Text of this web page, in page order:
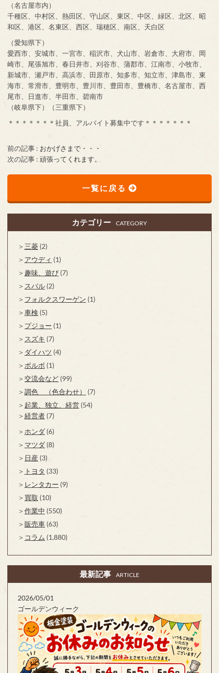
（名古屋市内）
千種区、中村区、熱田区、守山区、東区、中区、緑区、北区、昭
和区、港区、名東区、西区、瑞穂区、南区、天白区
（愛知県下）
愛西市、安城市、一宮市、稲沢市、犬山市、岩倉市、大府市、岡
崎市、尾張旭市、春日井市、刈谷市、蒲郡市、江南市、小牧市、
新城市、瀬戸市、高浜市、田原市、知多市、知立市、津島市、東
海市、常滑市、豊明市、豊川市、豊田市、豊橋市、名古屋市、西
尾市、日進市、半田市、碧南市
（岐阜県下）（三重県下）
＊＊＊＊＊＊＊社員、アルバイト募集中です＊＊＊＊＊＊＊
前の記事 : おかげさまで・・・
次の記事 : 頑張ってくれます。
一覧に戻る
カテゴリー CATEGORY
三菱 (2)
アウディ (1)
趣味、遊び (7)
スバル (2)
フォルクスワーゲン (1)
車検 (5)
プジョー (1)
スズキ (7)
ダイハツ (4)
ボルボ (1)
交流会など (99)
調色 （色合わせ）
(7)
起業、独立、経営 (54)
経営者 (7)
ホンダ (6)
マツダ (8)
日産 (3)
トヨタ (33)
レンタカー (9)
買取 (10)
作業中 (550)
販売車 (63)
コラム (1,880)
最新記事 ARTICLE
2026/05/01
ゴールデンウィーク